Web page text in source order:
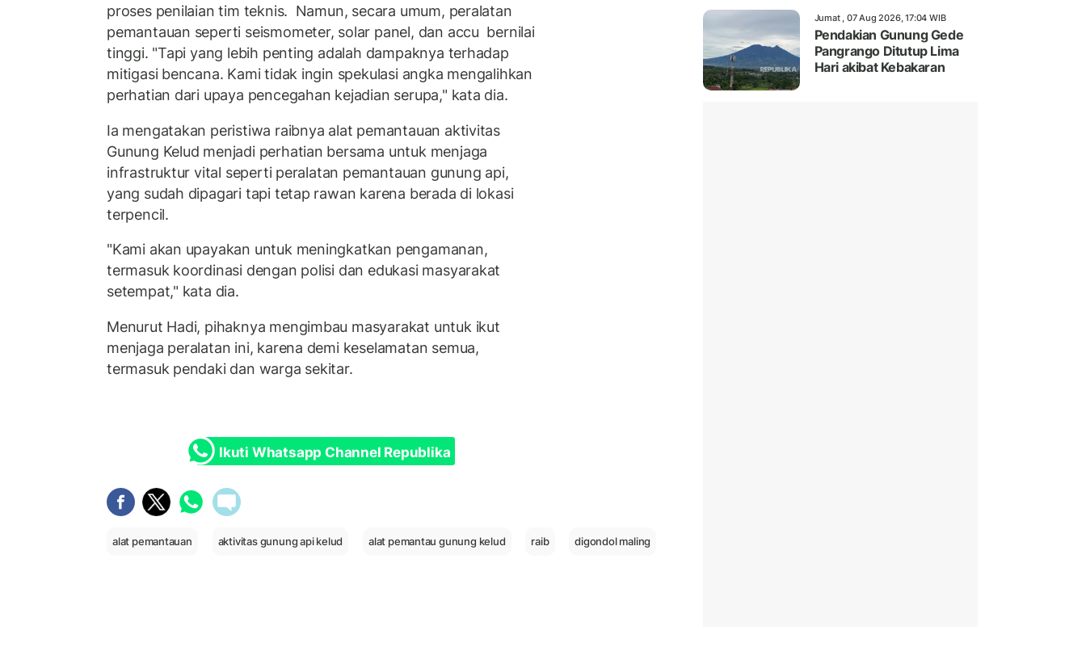
proses penilaian tim teknis. Namun, secara umum, peralatan
pemantauan seperti seismometer, solar panel, dan accu bernilai
tinggi. "Tapi yang lebih penting adalah dampaknya terhadap
mitigasi bencana. Kami tidak ingin spekulasi angka mengalihkan
perhatian dari upaya pencegahan kejadian serupa," kata dia.
Ia mengatakan peristiwa raibnya alat pemantauan aktivitas
Gunung Kelud menjadi perhatian bersama untuk menjaga
infrastruktur vital seperti peralatan pemantauan gunung api,
yang sudah dipagari tapi tetap rawan karena berada di lokasi
terpencil.
"Kami akan upayakan untuk meningkatkan pengamanan,
termasuk koordinasi dengan polisi dan edukasi masyarakat
setempat," kata dia.
Menurut Hadi, pihaknya mengimbau masyarakat untuk ikut
menjaga peralatan ini, karena demi keselamatan semua,
termasuk pendaki dan warga sekitar.
Ikuti Whatsapp Channel Republika
alat pemantauan aktivitas gunung api kelud alat pemantau gunung kelud raib digondol maling
Jumat , 07 Aug 2026, 17:04 WIB
Pendakian Gunung Gede
Pangrango Ditutup Lima
Hari akibat Kebakaran